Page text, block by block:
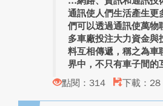
通訊使人們生活產生更
們可以透過通訊使萬物
多車廠投注大力資金與
料互相傳遞，稱之為車
界中，不只有車子間的
點閱：314
下載：28